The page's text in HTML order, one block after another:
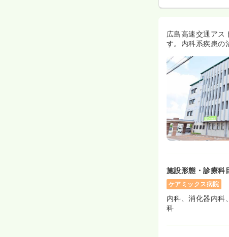
広島高速交通アス
す。内科系疾患の
施設形態・診療科
ケアミックス病院
内科、消化器内科
科